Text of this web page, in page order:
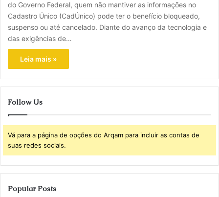
do Governo Federal, quem não mantiver as informações no
Cadastro Único (CadÚnico) pode ter o benefício bloqueado,
suspenso ou até cancelado. Diante do avanço da tecnologia e
das exigências de…
Leia mais »
Follow Us
Vá para a página de opções do Arqam para incluir as contas de
suas redes sociais.
Popular Posts